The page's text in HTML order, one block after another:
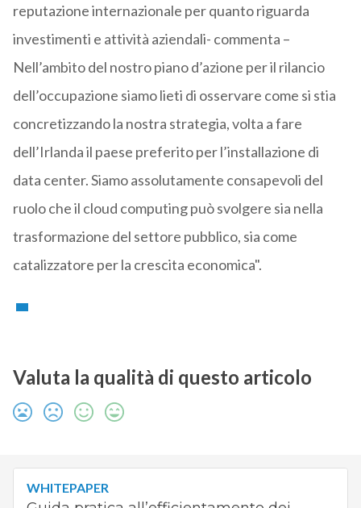
reputazione internazionale per quanto riguarda
investimenti e attività aziendali- commenta –
Nell’ambito del nostro piano d’azione per il rilancio
dell’occupazione siamo lieti di osservare come si stia
concretizzando la nostra strategia, volta a fare
dell’Irlanda il paese preferito per l’installazione di
data center. Siamo assolutamente consapevoli del
ruolo che il cloud computing può svolgere sia nella
trasformazione del settore pubblico, sia come
catalizzatore per la crescita economica".
Valuta la qualità di questo articolo
WHITEPAPER